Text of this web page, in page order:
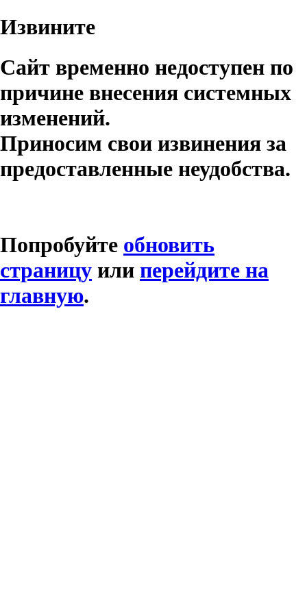
Извините
Сайт временно недоступен по
причине внесения системных
изменений.
Приносим свои извинения за
предоставленные неудобства.
Попробуйте обновить
страницу или перейдите на
главную.